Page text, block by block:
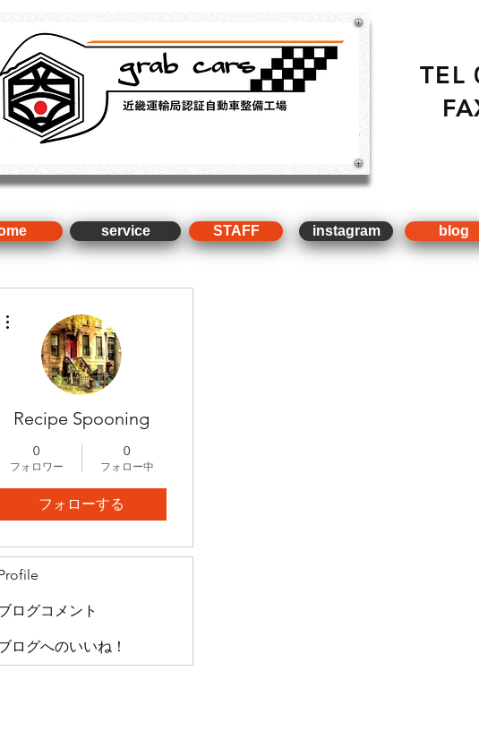
車・中古車・国産車・輸入車・ 販売 ・ 買取 ・車点
TEL
service STAFF instagram blog
Recipe Spooning
0
フォロワー
0
フォロー中
フォローする
ログコメント
ログへのいいね！